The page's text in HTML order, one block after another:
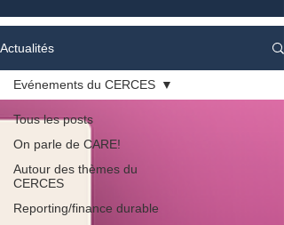
Actualités
Tous les posts
On parle de CARE!
Autour des thèmes du
CERCES
Reporting/finance durable
Evénements du CERCES